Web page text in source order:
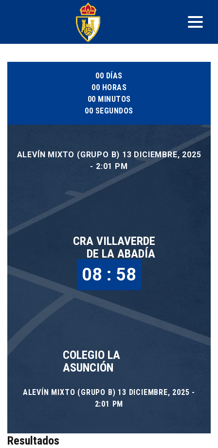
00 DÍAS
00 HORAS
00 MINUTOS
00 SEGUNDOS
ALEVÍN MIXTO (GRUPO B) 13 DICIEMBRE, 2025
- 2:01 PM
CRA VILLAVERDE
DE LA ABADÍA
08 : 58
COLEGIO LA
ASUNCIÓN
ALEVÍN MIXTO (GRUPO B) 13 DICIEMBRE, 2025 -
2:01 PM
Resultados